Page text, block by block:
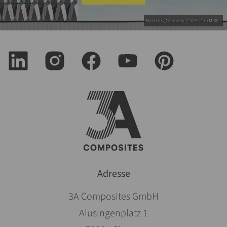
Bauhaus, Germany // © Stefan Müller
Adresse
3A Composites GmbH
Alusingenplatz 1